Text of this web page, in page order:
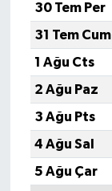
30 Tem Per
31 Tem Cum
1 Ağu Cts
2 Ağu Paz
3 Ağu Pts
4 Ağu Sal
5 Ağu Çar